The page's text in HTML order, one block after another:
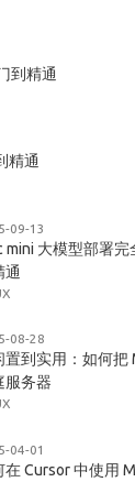
到精通
精通
09-13
mini 大模型部署
通
08-28
置到实用：如何把
服务器
04-01
在 Cursor 中使用